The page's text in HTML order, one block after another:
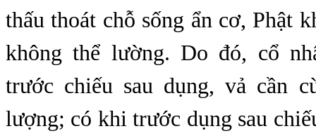
thấu thoát chỗ sống ẩn cơ, Phật
không thể lường. Do đó, cổ
trước chiếu sau dụng, vả cần
lượng; có khi trước dụng sau